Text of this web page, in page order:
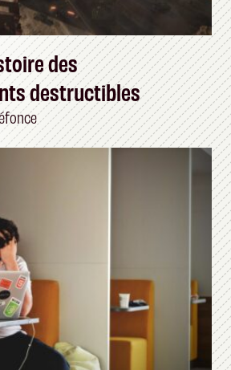
des
destructibles